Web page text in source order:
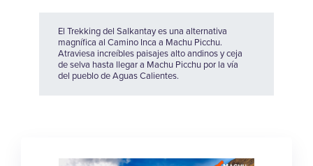
El Trekking del Salkantay es una alternativa
magnífica al Camino Inca a Machu Picchu.
Atraviesa increíbles paisajes alto andinos y ceja
de selva hasta llegar a Machu Picchu por la vía
del pueblo de Aguas Calientes.